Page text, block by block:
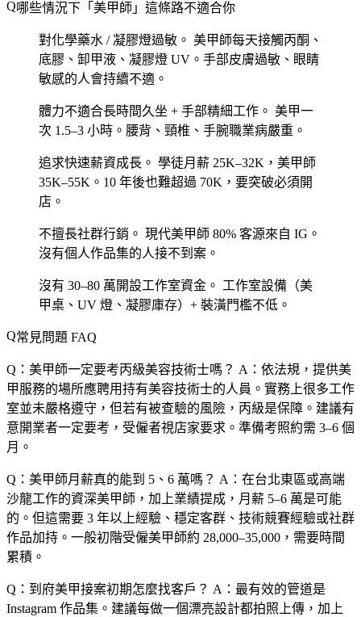
哪些情況下「美甲師」這條路不適合你
對化學藥水 / 凝膠燈過敏。 美甲師每天接觸丙酮、
底膠、卸甲液、凝膠燈 UV。手部皮膚過敏、眼睛
敏感的人會持續不適。
體力不適合長時間久坐 + 手部精細工作。 美甲一
次 1.5–3 小時。腰背、頸椎、手腕職業病嚴重。
追求快速薪資成長。 學徒月薪 25K–32K，美甲師
35K–55K。10 年後也難超過 70K，要突破必須開
店。
不擅長社群行銷。 現代美甲師 80% 客源來自 IG。
沒有個人作品集的人接不到案。
沒有 30–80 萬開設工作室資金。 工作室設備（美
甲桌、UV 燈、凝膠庫存）+ 裝潢門檻不低。
常見問題 FAQ
Q：美甲師一定要考丙級美容技術士嗎？ A：依法規，提供美
甲服務的場所應聘用持有美容技術士的人員。實務上很多工作
室並未嚴格遵守，但若有被查驗的風險，丙級是保障。建議有
意開業者一定要考，受僱者視店家要求。準備考照約需 3–6 個
月。
Q：美甲師月薪真的能到 5、6 萬嗎？ A：在台北東區或高端
沙龍工作的資深美甲師，加上業績提成，月薪 5–6 萬是可能
的。但這需要 3 年以上經驗、穩定客群、技術競賽經驗或社群
作品加持。一般初階受僱美甲師約 28,000–35,000，需要時間
累積。
Q：到府美甲接案初期怎麼找客戶？ A：最有效的管道是
Instagram 作品集。建議每做一個漂亮設計都拍照上傳，加上